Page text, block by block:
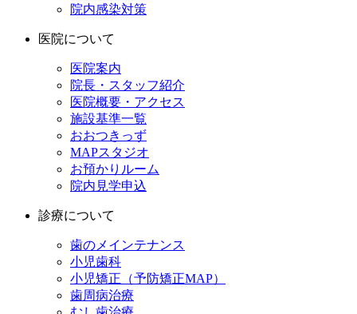
院内感染対策
医院について
医院案内
院長・スタッフ紹介
医院概要・アクセス
施設基準一覧
おおつきっず
MAPスタジオ
お預かりルーム
院内見学申込
診療について
歯のメインテナンス
小児歯科
小児矯正（予防矯正MAP）
歯周病治療